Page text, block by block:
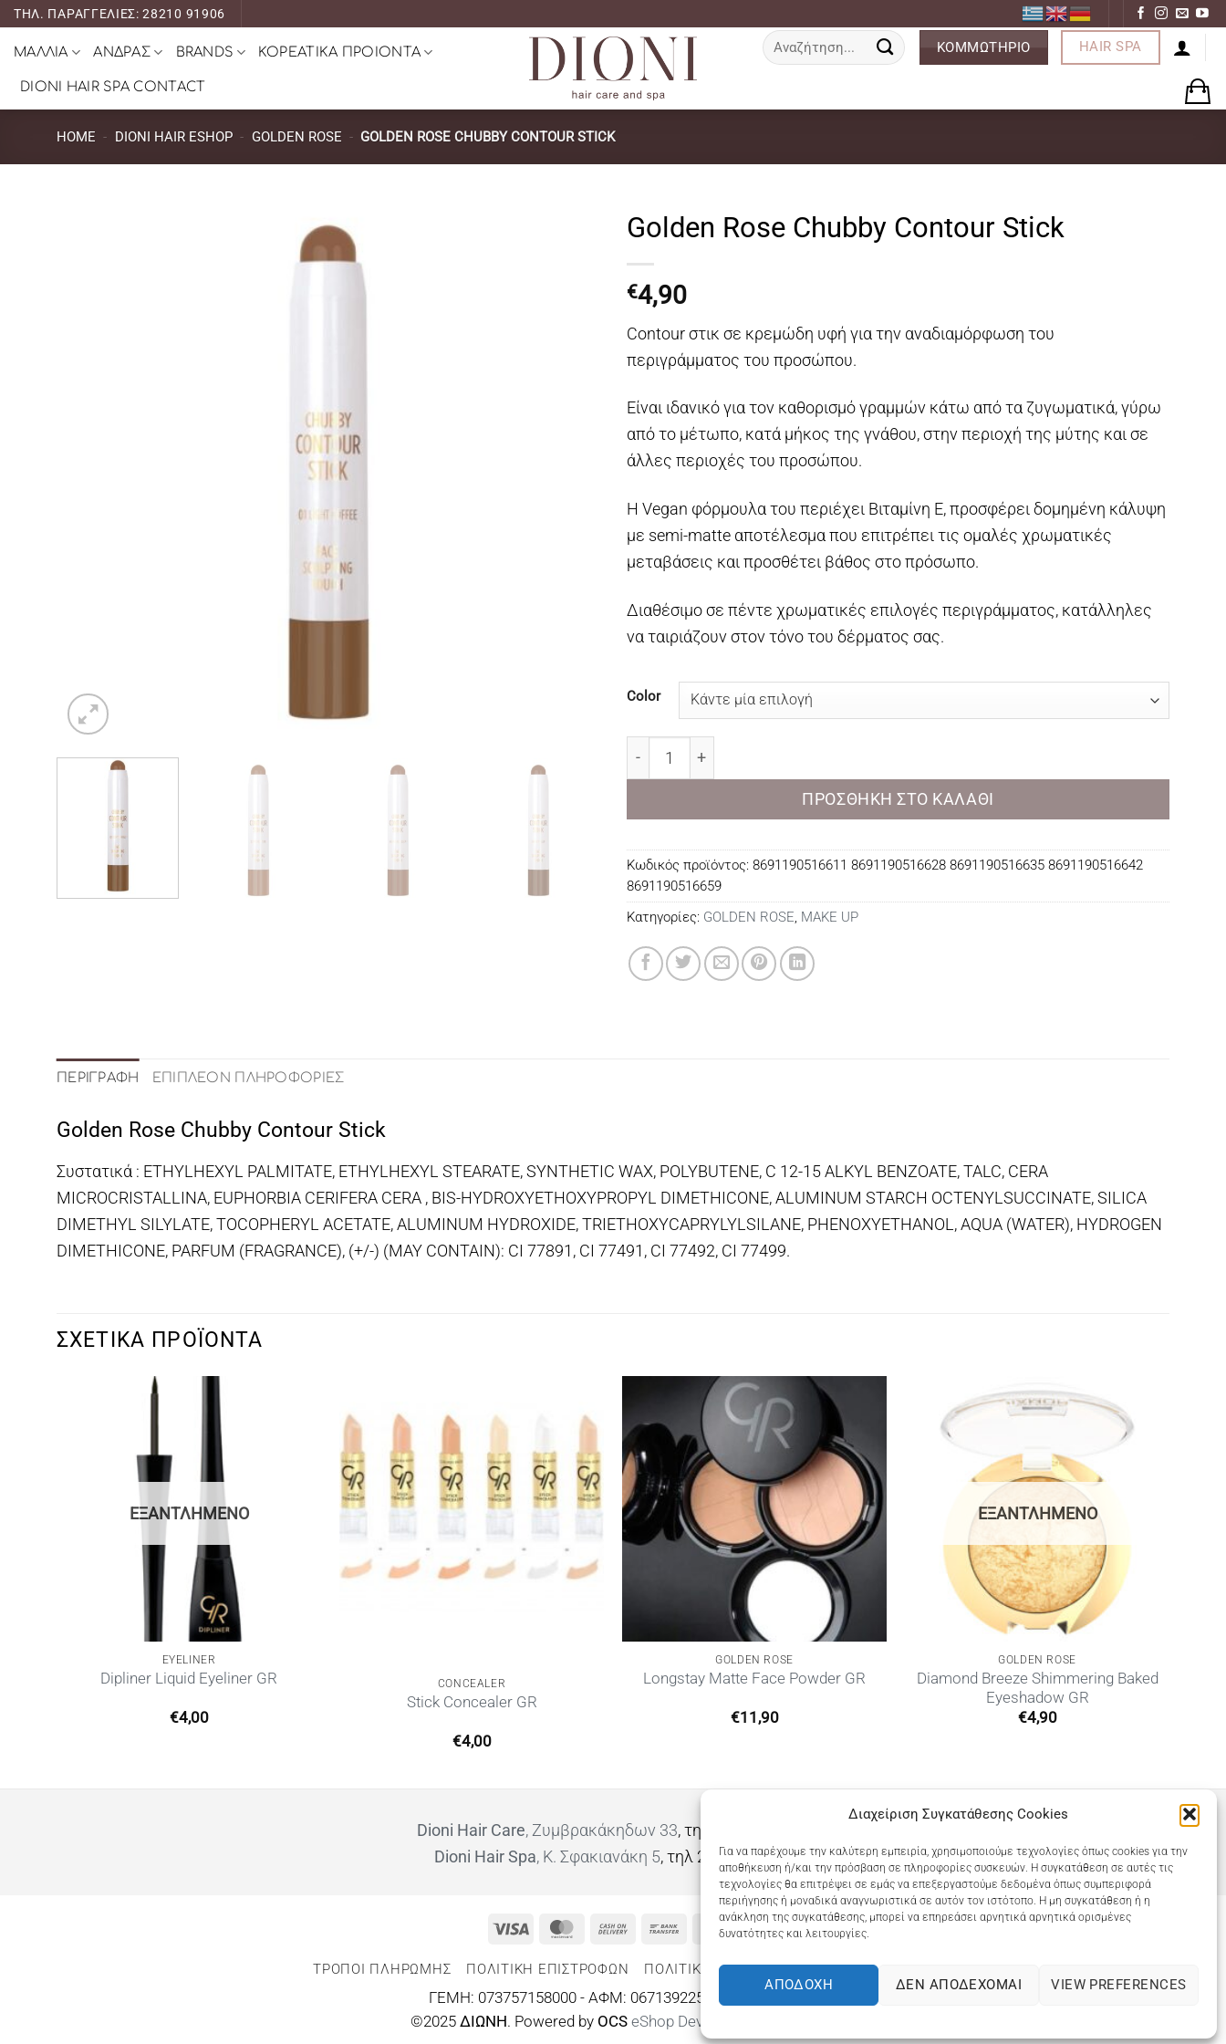
Διαχείριση Συγκατάθεσης Cookies
Για να παρέχουμε την καλύτερη εμπειρία, χρησιμοποιούμε τεχνολογίες όπως cookies για την
αποθήκευση ή/και την πρόσβαση σε πληροφορίες συσκευών. Η συγκατάθεση σε αυτές τις
τεχνολογίες θα επιτρέψει σε εμάς να επεξεργαστούμε δεδομένα όπως συμπεριφορά
περιήγησης ή μοναδικά αναγνωριστικά σε αυτόν τον ιστότοπο. Η μη συγκατάθεση ή η
ανάκληση της συγκατάθεσης, μπορεί να επηρεάσει αρνητικά αρνητικά ορισμένες
δυνατότητες και λειτουργίες.
ΑΠΟΔΟΧΉ ΔΕΝ ΑΠΟΔΈΧΟΜΑΙ VIEW PREFERENCES
Μετάβαση
ΤΗΛ. ΠΑΡΑΓΓΕΛΙΕΣ: 28210 91906
ΜΑΛΛΙΑ ΑΝΔΡΑΣ BRANDS ΚΟΡΕΑΤΙΚΑ ΠΡΟΙΟΝΤΑ
DIONI HAIR SPA CONTACT
Αναζήτηση
για:
ΚΟΜΜΩΤΗΡΙΟ HAIR SPA
HOME - DIONI HAIR ESHOP - GOLDEN ROSE - GOLDEN ROSE CHUBBY CONTOUR STICK
Golden Rose Chubby Contour Stick
€4,90
Contour στικ σε κρεμώδη υφή για την αναδιαμόρφωση του
περιγράμματος του προσώπου.
Είναι ιδανικό για τον καθορισμό γραμμών κάτω από τα ζυγωματικά, γύρω
από το μέτωπο, κατά μήκος της γνάθου, στην περιοχή της μύτης και σε
άλλες περιοχές του προσώπου.
Η Vegan φόρμουλα του περιέχει Βιταμίνη Ε, προσφέρει δομημένη κάλυψη
με semi-matte αποτέλεσμα που επιτρέπει τις ομαλές χρωματικές
μεταβάσεις και προσθέτει βάθος στο πρόσωπο.
Διαθέσιμο σε πέντε χρωματικές επιλογές περιγράμματος, κατάλληλες
να ταιριάζουν στον τόνο του δέρματος σας.
Color
ΠΡΟΣΘΉΚΗ ΣΤΟ ΚΑΛΆΘΙ
Κωδικός προϊόντος: 8691190516611 8691190516628 8691190516635 8691190516642
8691190516659
Κατηγορίες: GOLDEN ROSE, MAKE UP
ΠΕΡΙΓΡΑΦΉ ΕΠΙΠΛΈΟΝ ΠΛΗΡΟΦΟΡΊΕΣ
Golden Rose Chubby Contour Stick
Συστατικά : ETHYLHEXYL PALMITATE, ETHYLHEXYL STEARATE, SYNTHETIC WAX, POLYBUTENE, C 12-15 ALKYL BENZOATE, TALC, CERA
MICROCRISTALLINA, EUPHORBIA CERIFERA CERA , BIS-HYDROXYETHOXYPROPYL DIMETHICONE, ALUMINUM STARCH OCTENYLSUCCINATE, SILICA
DIMETHYL SILYLATE, TOCOPHERYL ACETATE, ALUMINUM HYDROXIDE, TRIETHOXYCAPRYLYLSILANE, PHENOXYETHANOL, AQUA (WATER), HYDROGEN
DIMETHICONE, PARFUM (FRAGRANCE), (+/-) (MAY CONTAIN): CI 77891, CI 77491, CI 77492, CI 77499.
ΣΧΕΤΙΚΆ ΠΡΟΪΌΝΤΑ
ΕΞΑΝΤΛΗΜΈΝΟ
EYELINER
Dipliner Liquid Eyeliner GR
€4,00
CONCEALER
Stick Concealer GR
€4,00
GOLDEN ROSE
Longstay Matte Face Powder GR
€11,90
ΕΞΑΝΤΛΗΜΈΝΟ
GOLDEN ROSE
Diamond Breeze Shimmering Baked
Eyeshadow GR
€4,90
Dioni Hair Care, Ζυμβρακάκηδων 33, τηλ 28210 91906
Dioni Hair Spa, Κ. Σφακιανάκη 5, τηλ 28210 94712
Visa MasterCard
Cash
Delivery
Google
ΤΡΟΠΟΙ ΠΛΗΡΩΜΗΣ ΠΟΛΙΤΙΚΉ ΕΠΙΣΤΡΟΦΏΝ ΠΟΛΙΤΙΚΉ ΑΠΟΡΡΉΤΟΥ – COOKIES (ΕΕ)
ΓΕΜΗ: 073757158000 - ΑΦΜ: 067139225 ΔΟΥ:ΧΑΝΙΩΝ
©2025 ΔΙΩΝΗ. Powered by OCS eShop Development